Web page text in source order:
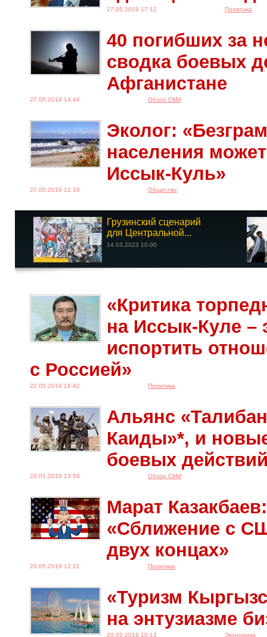
27.05.2019 17:12 Политика
40 погибших за
сводка боевых
Афганистане
27.05.2019 14:46 Обзор СМИ
Эколог:
населения
Иссык-Куль»
27.05.2019 12:16 Общество
Грузинский сценарий
для Центральной...
14.03.2023 10:00
«Критика
на Иссык-Куле –
испортить
с Россией»
22.05.2019 16:42 Политика
Альянс
Каиды»*, и
боевых
20.05.2019 13:59 Обзор СМИ
Марат Казакбаев:
«Сближение c
двух концах»
20.05.2019 12:21 Политика
«Туризм
на энтузиазме
20.05.2019 10:13 Экономика